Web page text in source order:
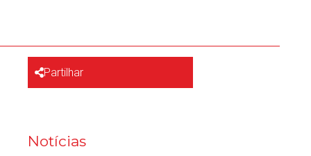
Partilhar
Notícias